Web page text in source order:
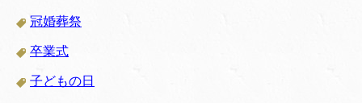
冠婚葬祭
卒業式
子どもの日